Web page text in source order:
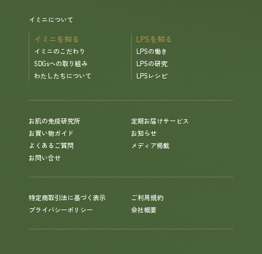
お問い合せ
メディア掲載
イミニについて
イミニを知る
イミニのこだわり
SDGsへの取り組み
わたしたちについて
LPSを知る
LPSの働き
LPSの研究
LPSレシピ
お肌の免疫研究所
定期お届けサービス
お買い物ガイド
お知らせ
よくあるご質問
メディア掲載
お問い合せ
特定商取引法に基づく表示
プライバシーポリシー
ご利用規約
会社概要